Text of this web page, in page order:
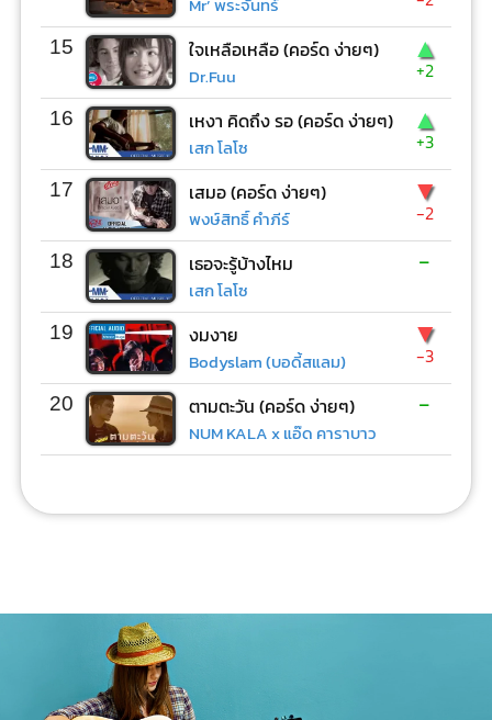
Mr’ พระจันทร์
15 ใจเหลือเหลือ (คอร์ด ง่ายๆ)
Dr.Fuu
▲
+2
16 เหงา คิดถึง รอ (คอร์ด ง่ายๆ)
เสก โลโซ
▲
+3
17 เสมอ (คอร์ด ง่ายๆ)
พงษ์สิทธิ์ คำภีร์
▼
-2
18 เธอจะรู้บ้างไหม
เสก โลโซ
-
19 งมงาย
Bodyslam (บอดี้สแลม)
▼
-3
20 ตามตะวัน (คอร์ด ง่ายๆ)
NUM KALA x แอ๊ด คาราบาว
-